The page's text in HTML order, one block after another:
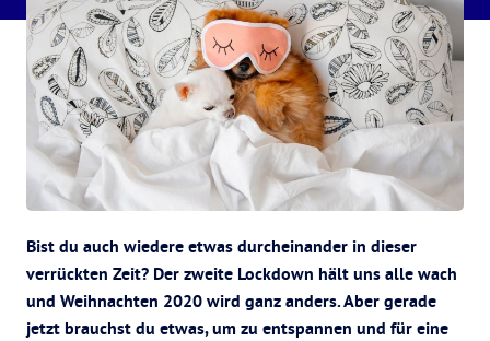
Bist du auch wiedere etwas durcheinander in dieser
verrückten Zeit? Der zweite Lockdown hält uns alle wach
und Weihnachten 2020 wird ganz anders. Aber gerade
jetzt brauchst du etwas, um zu entspannen und für eine